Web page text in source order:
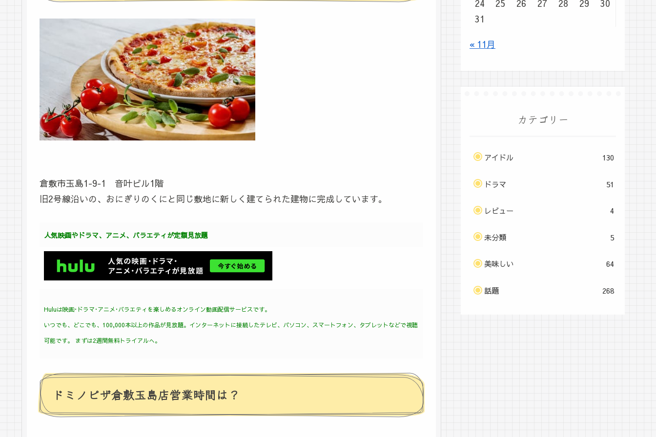
倉敷市玉島1-9-1 音叶ビル1階
旧2号線沿いの、おにぎりのくにと同じ敷地に新しく建てられた建物に完成しています。
人気映画やドラマ、アニメ、バラエティが定額見放題
Huluは映画･ドラマ･アニメ･バラエティを楽しめるオンライン動画配信サービスです。
いつでも、どこでも、100,000本以上の作品が見放題。インターネットに接続したテレビ、パソコン、スマートフォン、タブレットなどで視聴
可能です。 まずは2週間無料トライアルへ。
ドミノピザ倉敷玉島店営業時間は？
24 25 26 27 28 29
30
31
« 11月
カテゴリー
アイドル 130
ドラマ 51
レビュー 4
未分類 5
美味しい 64
話題 268